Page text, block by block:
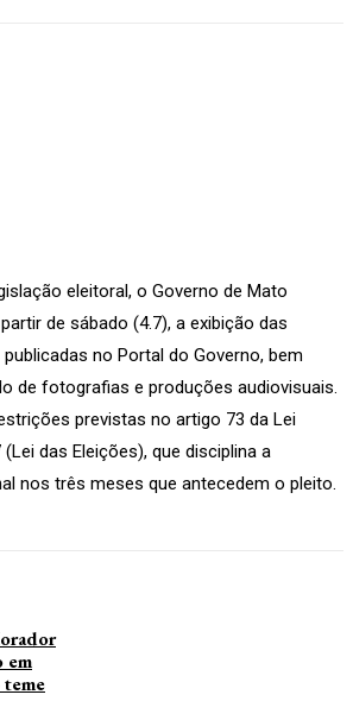
eleitoral, o Governo de Mato
de sábado (4.7), a exibição das
no Portal do Governo, bem
de fotografias e produções audiovisuais.
previstas no artigo 73 da Lei
das Eleições), que disciplina a
nos três meses que antecedem o pleito.
em